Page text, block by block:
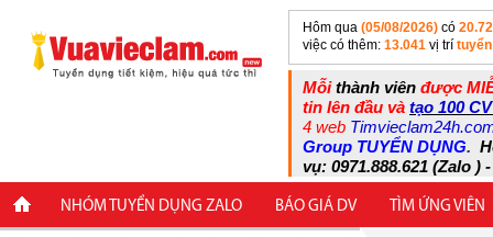
Hôm qua (05/08/2026) có
việc có thêm: 13.041 vị trí
Mỗithành viên được
tin lên đầu và tạo 100
4 web
Group TUYỂN DỤNG.
vụ: 0971.888.621 (Zalo )
NHÓM TUYỂN DỤNG ZALO BÁO GIÁ DV TÌM ỨNG VIÊN